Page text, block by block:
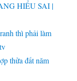
HIỂU SAI |
thì phải làm
thửa đất năm